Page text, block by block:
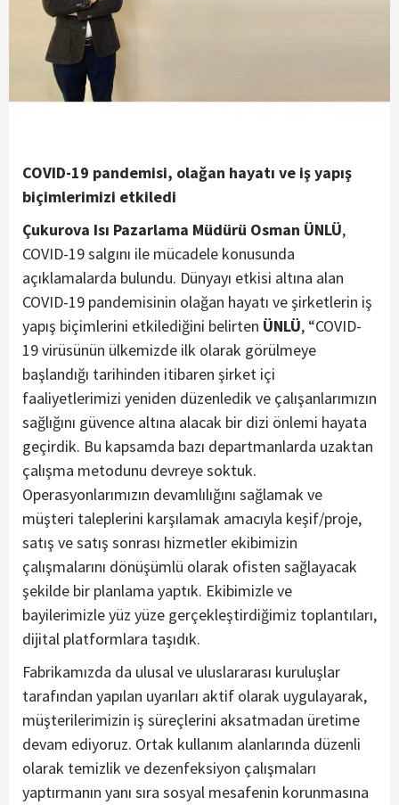
COVID-19 pandemisi, olağan hayatı ve iş yapış
biçimlerimizi etkiledi
Çukurova Isı Pazarlama Müdürü Osman ÜNLÜ,
COVID-19 salgını ile mücadele konusunda
açıklamalarda bulundu. Dünyayı etkisi altına alan
COVID-19 pandemisinin olağan hayatı ve şirketlerin iş
yapış biçimlerini etkilediğini belirten ÜNLÜ, “COVID-
19 virüsünün ülkemizde ilk olarak görülmeye
başlandığı tarihinden itibaren şirket içi
faaliyetlerimizi yeniden düzenledik ve çalışanlarımızın
sağlığını güvence altına alacak bir dizi önlemi hayata
geçirdik. Bu kapsamda bazı departmanlarda uzaktan
çalışma metodunu devreye soktuk.
Operasyonlarımızın devamlılığını sağlamak ve
müşteri taleplerini karşılamak amacıyla keşif/proje,
satış ve satış sonrası hizmetler ekibimizin
çalışmalarını dönüşümlü olarak ofisten sağlayacak
şekilde bir planlama yaptık. Ekibimizle ve
bayilerimizle yüz yüze gerçekleştirdiğimiz toplantıları,
dijital platformlara taşıdık.
Fabrikamızda da ulusal ve uluslararası kuruluşlar
tarafından yapılan uyarıları aktif olarak uygulayarak,
müşterilerimizin iş süreçlerini aksatmadan üretime
devam ediyoruz. Ortak kullanım alanlarında düzenli
olarak temizlik ve dezenfeksiyon çalışmaları
yaptırmanın yanı sıra sosyal mesafenin korunmasına